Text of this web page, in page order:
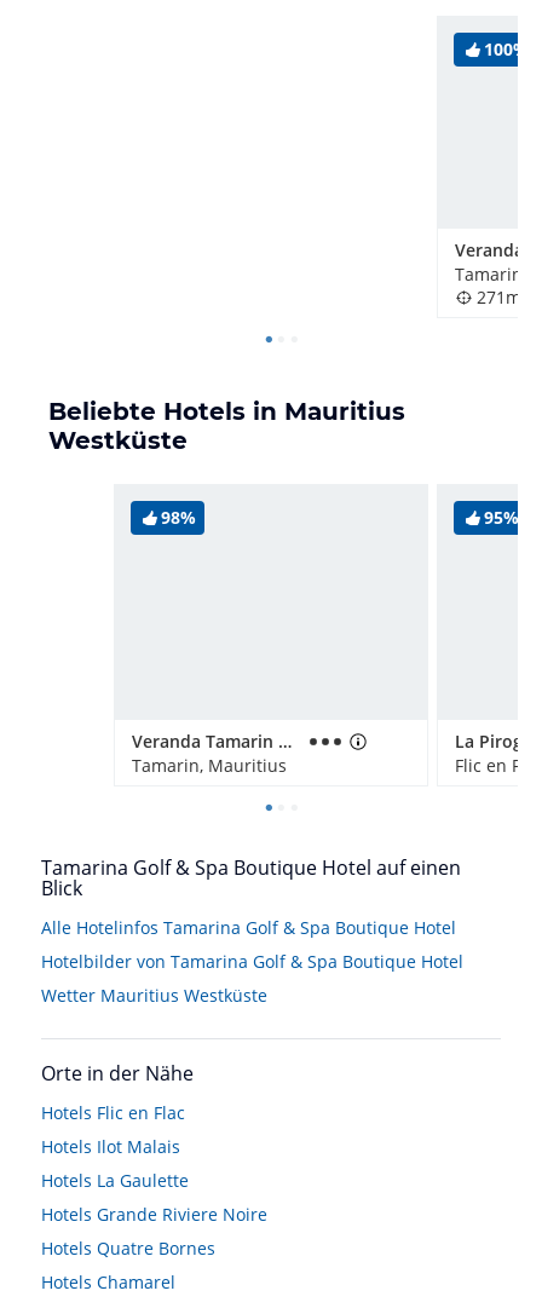
100%
Tamarin,
271m
Beliebte Hotels in Mauritius
Westküste
98%
Veranda Tamarin Hotel
Tamarin, Mauritius
95%
Flic en
Tamarina Golf & Spa Boutique Hotel auf einen
Blick
Alle Hotelinfos Tamarina Golf & Spa Boutique Hotel
Hotelbilder von Tamarina Golf & Spa Boutique Hotel
Wetter Mauritius Westküste
Orte in der Nähe
Hotels Flic en Flac
Hotels Ilot Malais
Hotels La Gaulette
Hotels Grande Riviere Noire
Hotels Quatre Bornes
Hotels Chamarel